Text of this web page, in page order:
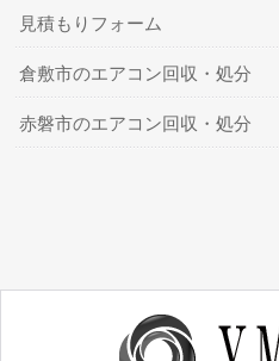
見積もりフォーム
倉敷市のエアコン回収・処分
赤磐市のエアコン回収・処分